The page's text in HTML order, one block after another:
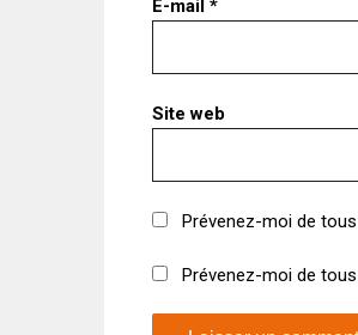
E-mail *
Site web
Prévenez-moi de
Prévenez-moi de